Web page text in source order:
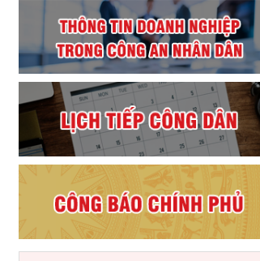
điều Bác Hồ dạy
75 năm thực hiện Sáu điều Bác Hồ dạy -
Lực lượng Công an nhân dân "rèn
luyện tài, lập chiến công, vì nước
thân, vì dân phục vụ"
Chỉ đạo, điều hành nổi bật của Bộ Công
trong tuần từ 27/2 – 04/3/2023
Phát huy thành tựu 50 năm phát
công nghệ thông tin trong Công an
dân
Bảo đảm tuyệt đối an ninh, an toàn
không góp phần thúc đẩy phát triển
tế - xã hội